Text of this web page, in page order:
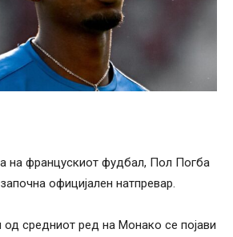
на францускиот фудбал, Пол Погба
официјален натпревар.
од средниот ред на Монако се појави